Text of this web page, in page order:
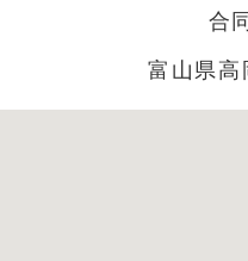
合
富山県高